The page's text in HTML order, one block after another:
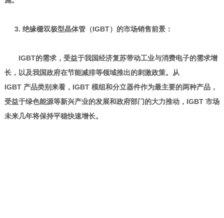
3. 绝缘栅双极型晶体管（IGBT）的市场销售前景：
IGBT的需求，受益于我国经济复苏带动工业与消费电子的需求增
长，以及我国政府在节能减排等领域推出的刺激政策。从
IGBT 产品类别来看，IGBT 模组和分立器件作为最主要的两种产品，
受益于绿色能源等新兴产业的发展和政府部门的大力推动，IGBT 市场
未来几年将保持平稳快速增长。